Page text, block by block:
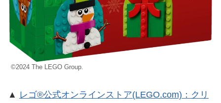
©2024 The LEGO Group.
▲ レゴ®公式オンラインストア(LEGO.com)：クリ